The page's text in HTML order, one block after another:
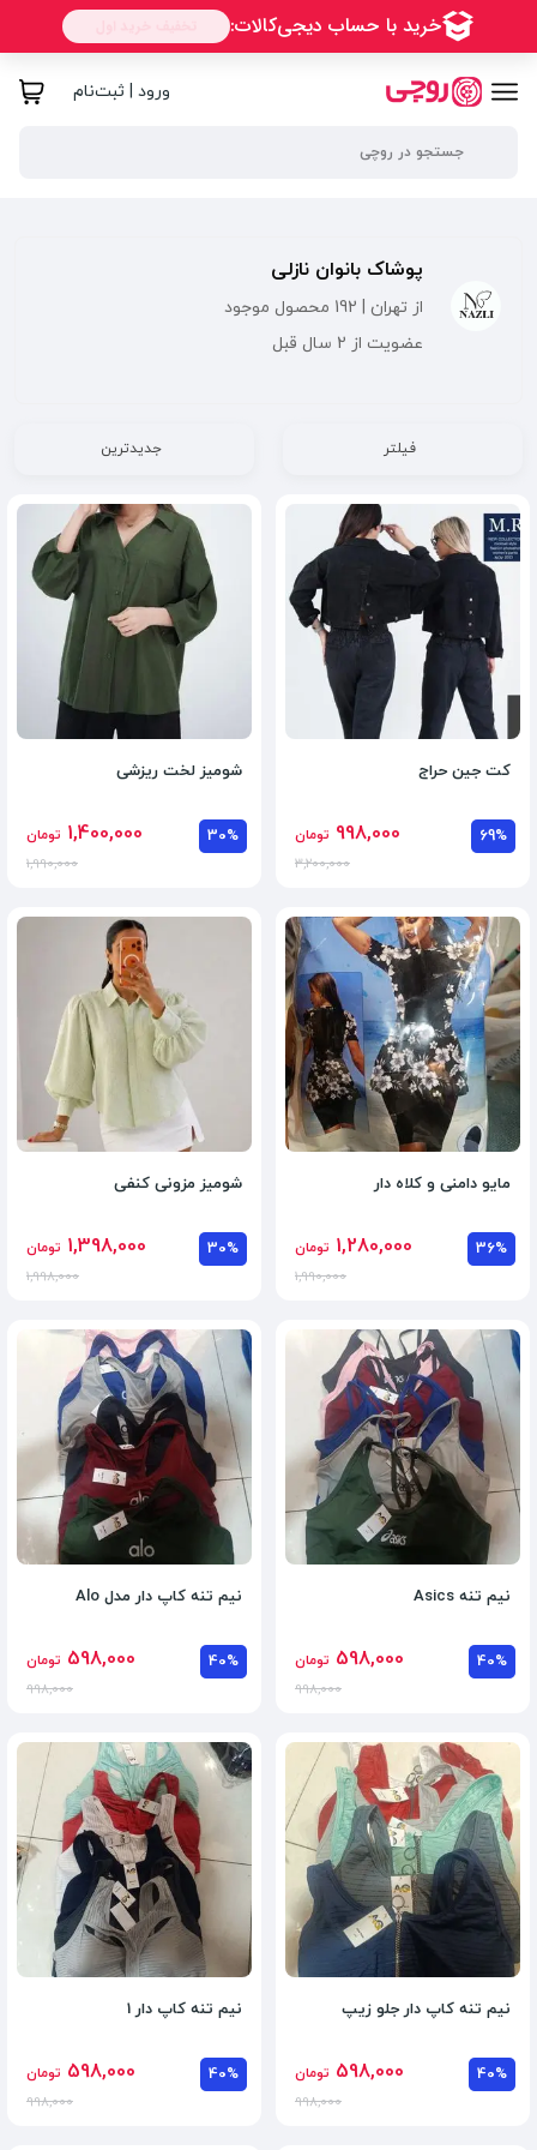
ورود | ثبت‌نام
پوشاک بانوان نازلی
از تهران | 192 محصول موجود
عضویت از 2 سال قبل
فیلتر جدیدترین
کت جین حراج
69%
998,000 تومان
3,200,000
شومیز لخت ریزشی
30%
1,400,000 تومان
1,990,000
مایو دامنی و کلاه دار
36%
1,280,000 تومان
1,990,000
شومیز مزونی کنفی
30%
1,398,000 تومان
1,998,000
نیم تنه Asics
40%
598,000 تومان
998,000
نیم تنه کاپ دار مدل Alo
40%
598,000 تومان
998,000
نیم تنه کاپ دار جلو زیپ
40%
598,000 تومان
998,000
نیم تنه کاپ دار 1
40%
598,000 تومان
998,000